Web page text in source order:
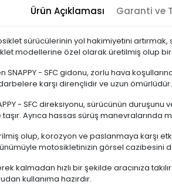
Ürün Açıklaması Garanti ve
sürücülerinin yol hakimiyetini
modellerine özel olarak üretilmiş olup
- SFC gidonu, zorlu hava
karşı dirençlidir ve uzun
- SFC direksiyonu, sürücünün
Ayrıca hassas sürüş
olup, korozyon ve paslanmaya karşı
motosikletinizin görsel cazibesini de
kalmadan hızlı bir şekilde aracınıza
kullanıma hazırdır.